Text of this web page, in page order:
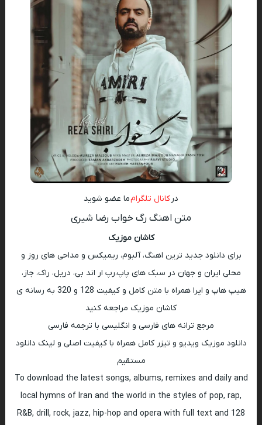
درکانال تلگرامما عضو شوید
متن اهنگ رگ خواب رضا شیری
کاشان موزیک
برای دانلود جدید ترین اهنگ، آلبوم، ریمیکس و مداحی های روز و
محلی ایران و جهان در سبک های پاپ،رپ ار اند بی، دریل، راک، جاز،
هیپ هاپ و اپرا همراه با متن کامل و کیفیت 128 و 320 به رسانه ی
کاشان موزیک مراجعه کنید
مرجع ترانه های فارسی و انگلیسی با ترجمه فارسی
دانلود موزیک ویدیو و تیزر کامل همراه با کیفیت اصلی و لینک دانلود
مستقیم
To download the latest songs, albums, remixes and daily and
local hymns of Iran and the world in the styles of pop, rap,
R&B, drill, rock, jazz, hip-hop and opera with full text and 128